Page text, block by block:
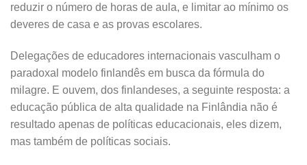
reduzir o número de horas de aula, e limitar ao mínimo os
deveres de casa e as provas escolares.
Delegações de educadores internacionais vasculham o
paradoxal modelo finlandês em busca da fórmula do
milagre. E ouvem, dos finlandeses, a seguinte resposta: a
educação pública de alta qualidade na Finlândia não é
resultado apenas de políticas educacionais, eles dizem,
mas também de políticas sociais.